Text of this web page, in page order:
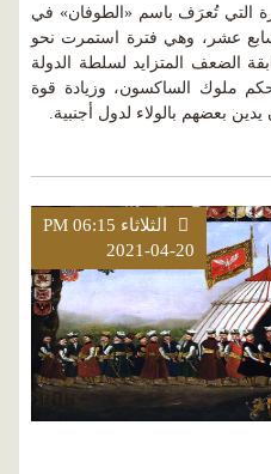
التي تُعرَف باسم «الطوفان» في
عشر، وهي فترة استمرت نحو
الضعف المتزايد لسلطة الدولة
ملوك الساكسون، وزيادة قوة
يدين بعضهم بالولاء لدول أجنبية.
الثلاثاء PM 06:15
2021-04-20